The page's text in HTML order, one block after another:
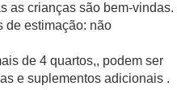
as crianças são bem-vindas.
de estimação: não
de 4 quartos,, podem ser
e suplementos adicionais .